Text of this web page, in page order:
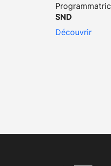
SND
Découvrir